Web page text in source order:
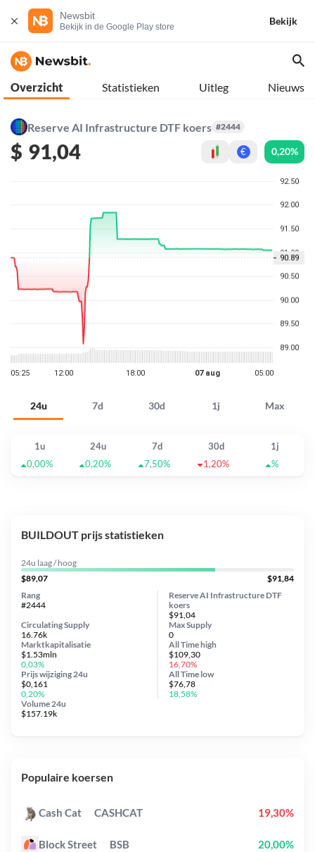
Newsbit
Bekijk in de Google Play store
Bekijk
Overzicht Statistieken Uitleg Nieuws
Reserve AI Infrastructure DTF koers #2444
$ 91,04 € 0,20%
24u 7d 30d 1j Max
1u 24u 7d 30d
1j
0,00%
0,20% 7,50% 1,20% %
BUILDOUT prijs statistieken
24u laag / hoog
$89,07
$91,84
Reserve AI Infrastructure DTF
koers
$91,04
Circulating Supply
16.76k
Prijs wijziging 24u
$0,161
0,20%
Max Supply
0
Marktkapitalisatie
$1.53mln
0,03%
Volume 24u
$157.19k
Rang
#2444
All Timehigh
$109,30
16,70%
All Time low
$76,78
18,58%
Populaire koersen
Cash Cat CASHCAT 19,30%
Block Street BSB 20,00%